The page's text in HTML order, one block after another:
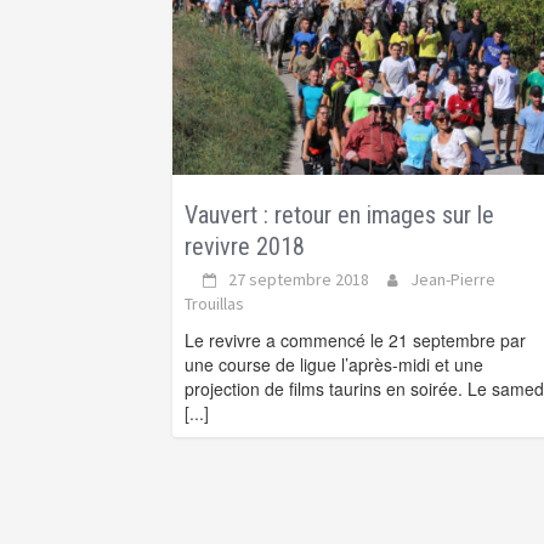
Vauvert : retour en images sur le
revivre 2018
27 septembre 2018
Jean-Pierre
Trouillas
Le revivre a commencé le 21 septembre par
une course de ligue l’après-midi et une
projection de films taurins en soirée. Le
[...]